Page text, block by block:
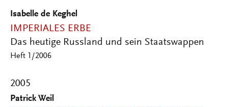
Isabelle de Keghel
IMPERIALES ERBE
Das heutige Russland und sein Staatswappen
Heft 1/2006
2005
Patrick Weil